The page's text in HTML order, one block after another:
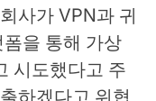
사가 VPN과 귀
을 통해 가상
시도했다고 주
하겠다고 위협